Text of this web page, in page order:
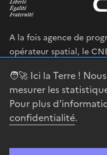
🧑‍🚀 Ici la Terre !
mesurer les
Pour plus
confidentialité.
A la fois agence de
opérateur spatial, le
en œuvre sa stratégie
legifrance.gouv.fr